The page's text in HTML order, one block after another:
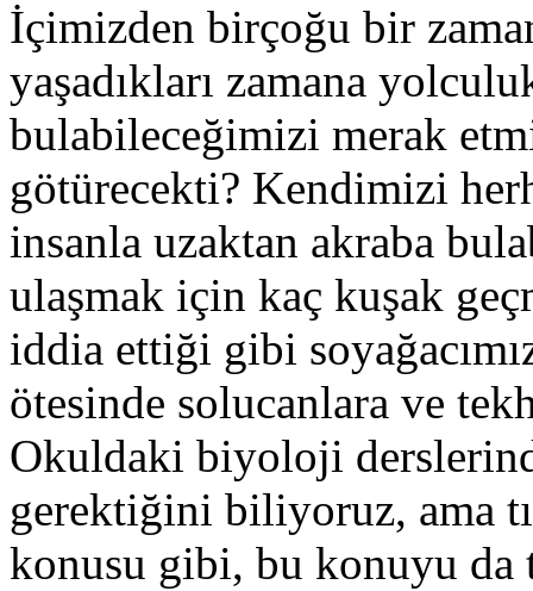
İçimizden birçoğu bir
yaşadıkları zamana
bulabileceğimizi merak
götürecekti? Kendimizi
insanla uzaktan akraba
ulaşmak için kaç kuşak
iddia ettiği gibi
ötesinde solucanlara ve
Okuldaki biyoloji
gerektiğini biliyoruz, ama
konusu gibi, bu konuyu da